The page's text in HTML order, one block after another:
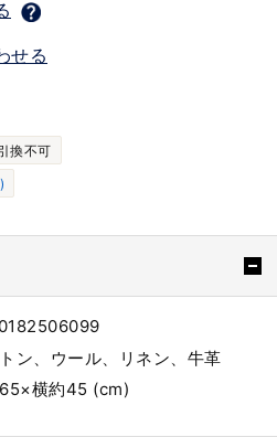
せる
換不可
ン、ウール、リネン、牛革
横約45 (cm)